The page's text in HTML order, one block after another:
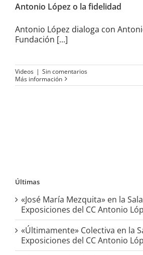
Antonio López o la fidelidad
Antonio López dialoga con
Fundación [...]
Videos | Sin comentarios
Más información
Últimas
«José María Mezquita» en la
Exposiciones del CC Antonio
«Últimamente» Colectiva en la
Exposiciones del CC Antonio